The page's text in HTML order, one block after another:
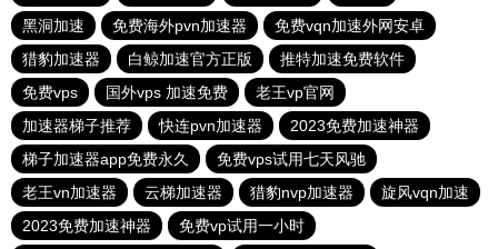
黑洞加速
免费海外pvn加速器
免费vqn加速外网安卓
猎豹加速器
白鲸加速官方正版
推特加速免费软件
免费vps
国外vps 加速免费
老王vp官网
加速器梯子推荐
快连pvn加速器
2023免费加速神器
梯子加速器app免费永久
免费vps试用七天风驰
老王vn加速器
云梯加速器 猎豹nvp加速器
旋风vqn加速
2023免费加速神器
免费vp试用一小时